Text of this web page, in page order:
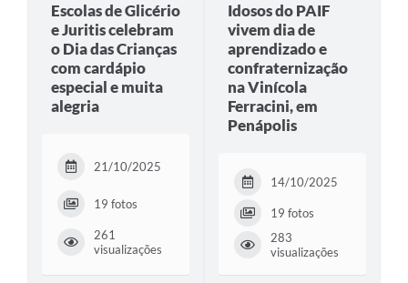
Escolas de Glicério
e Juritis celebram
o Dia das Crianças
com cardápio
especial e muita
alegria
21/10/2025
19 fotos
261
visualizações
Idosos do PAIF
vivem dia de
aprendizado e
confraternização
na Vinícola
Ferracini, em
Penápolis
14/10/2025
19 fotos
283
visualizações